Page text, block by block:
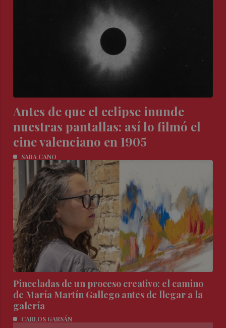
Antes de que el eclipse inunde
nuestras pantallas: así lo filmó el
cine valenciano en 1905
SARA CANO
Pinceladas de un proceso creativo: el camino
de María Martín Gallego antes de llegar a la
galería
CARLOS GARSÁN